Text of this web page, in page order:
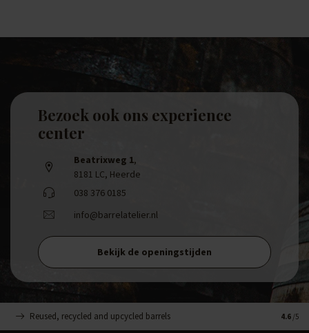
Bezoek ook ons experience
center
Beatrixweg 1,
8181 LC, Heerde
038 376 0185
info@barrelatelier.nl
Bekijk de openingstijden
Reused, recycled and upcycled barrels 4.6 /5